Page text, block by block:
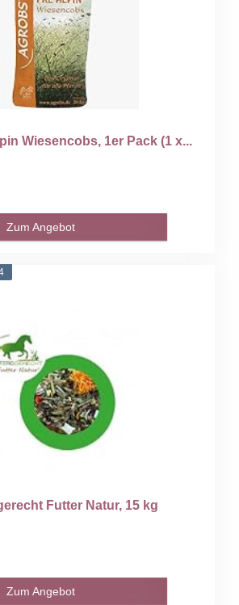
Wiesencobs, 1er Pack (1 x...
Zum Angebot
Futter Natur, 15 kg
Zum Angebot